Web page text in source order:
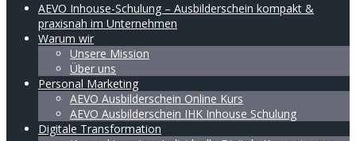
AEVO Inhouse-Schulung – Ausbilderschein kompakt &
praxisnah im Unternehmen
Warum wir
Unsere Mission
Über uns
Personal Marketing
AEVO Ausbilderschein Online Kurs
AEVO Ausbilderschein IHK Inhouse Schulung
Digitale Transformation